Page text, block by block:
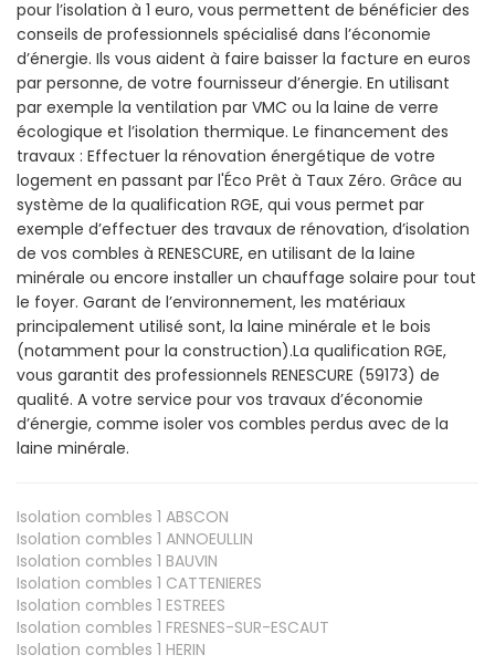
pour l’isolation à 1 euro, vous permettent de bénéficier des
conseils de professionnels spécialisé dans l’économie
d’énergie. Ils vous aident à faire baisser la facture en euros
par personne, de votre fournisseur d’énergie. En utilisant
par exemple la ventilation par VMC ou la laine de verre
écologique et l’isolation thermique. Le financement des
travaux : Effectuer la rénovation énergétique de votre
logement en passant par l'Éco Prêt à Taux Zéro. Grâce au
système de la qualification RGE, qui vous permet par
exemple d’effectuer des travaux de rénovation, d’isolation
de vos combles à RENESCURE, en utilisant de la laine
minérale ou encore installer un chauffage solaire pour tout
le foyer. Garant de l’environnement, les matériaux
principalement utilisé sont, la laine minérale et le bois
(notamment pour la construction).La qualification RGE,
vous garantit des professionnels RENESCURE (59173) de
qualité. A votre service pour vos travaux d’économie
d’énergie, comme isoler vos combles perdus avec de la
laine minérale.
Isolation combles 1 ABSCON
Isolation combles 1 ANNOEULLIN
Isolation combles 1 BAUVIN
Isolation combles 1 CATTENIERES
Isolation combles 1 ESTREES
Isolation combles 1 FRESNES-SUR-ESCAUT
Isolation combles 1 HERIN